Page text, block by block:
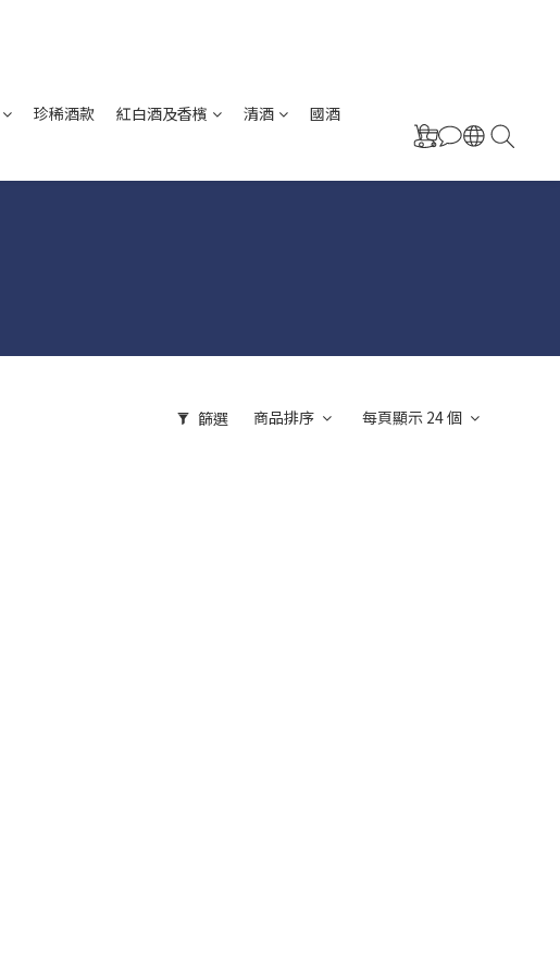
珍稀酒款 紅白酒及香檳 清酒 國酒
篩選 商品排序 每頁顯示 24 個